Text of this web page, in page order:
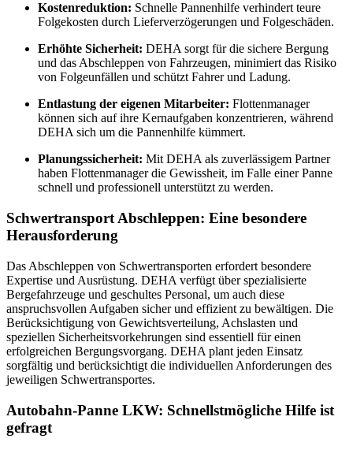
Kostenreduktion: Schnelle Pannenhilfe verhindert teure
Folgekosten durch Lieferverzögerungen und Folgeschäden.
Erhöhte Sicherheit: DEHA sorgt für die sichere Bergung
und das Abschleppen von Fahrzeugen, minimiert das Risiko
von Folgeunfällen und schützt Fahrer und Ladung.
Entlastung der eigenen Mitarbeiter: Flottenmanager
können sich auf ihre Kernaufgaben konzentrieren, während
DEHA sich um die Pannenhilfe kümmert.
Planungssicherheit: Mit DEHA als zuverlässigem Partner
haben Flottenmanager die Gewissheit, im Falle einer Panne
schnell und professionell unterstützt zu werden.
Schwertransport Abschleppen: Eine besondere
Herausforderung
Das Abschleppen von Schwertransporten erfordert besondere
Expertise und Ausrüstung. DEHA verfügt über spezialisierte
Bergefahrzeuge und geschultes Personal, um auch diese
anspruchsvollen Aufgaben sicher und effizient zu bewältigen. Die
Berücksichtigung von Gewichtsverteilung, Achslasten und
speziellen Sicherheitsvorkehrungen sind essentiell für einen
erfolgreichen Bergungsvorgang. DEHA plant jeden Einsatz
sorgfältig und berücksichtigt die individuellen Anforderungen des
jeweiligen Schwertransportes.
Autobahn-Panne LKW: Schnellstmögliche Hilfe ist
gefragt